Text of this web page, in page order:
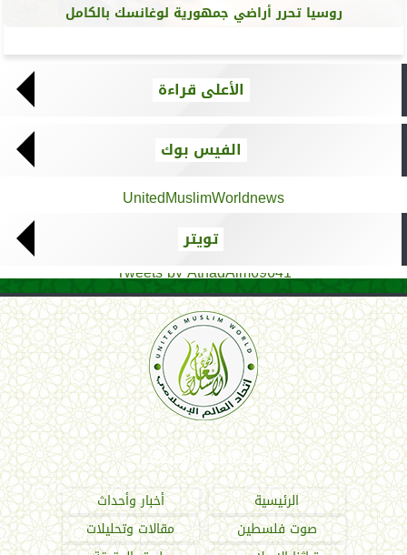
روسيا تحرر أراضي جمهورية لوغانسك بالكامل
الأعلى قراءة
الفيس بوك
UnitedMuslimWorldnews
تويتر
Tweets by AthadAlm69641
اتحاد العالم الإسلامي
الرئيسية
أخبار وأحداث
صوت فلسطين
مقالات وتحليلات